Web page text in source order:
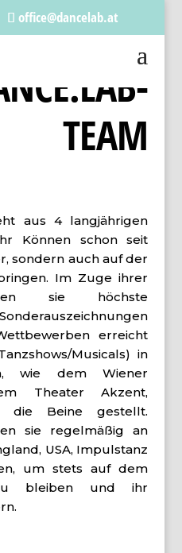
office@dancelab.at
-
TEAM
aus 4 langjährigen
Können schon seit
sondern auch auf der
Im Zuge ihrer
sie höchste
erreicht
Musicals) in
wie dem Wiener
Theater Akzent,
die Beine gestellt.
sie regelmäßig an
USA, Impulstanz
um stets auf dem
bleiben und ihr